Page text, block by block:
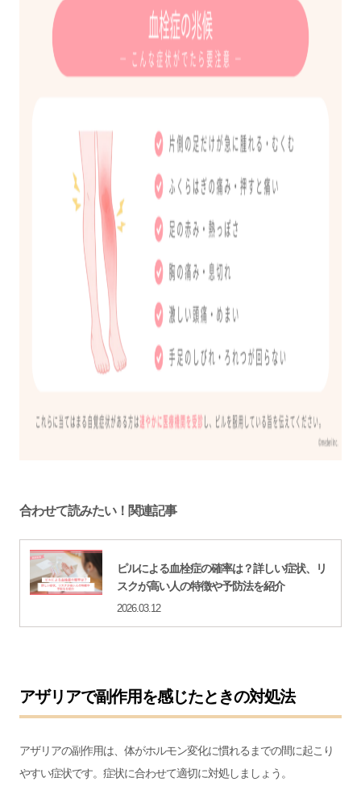
合わせて読みたい！関連記事
ピルによる血栓症の確率は？詳しい症状、リ
スクが高い人の特徴や予防法を紹介
2026.03.12
アザリアで副作用を感じたときの対処法
アザリアの副作用は、体がホルモン変化に慣れるまでの間に起こり
やすい症状です。症状に合わせて適切に対処しましょう。